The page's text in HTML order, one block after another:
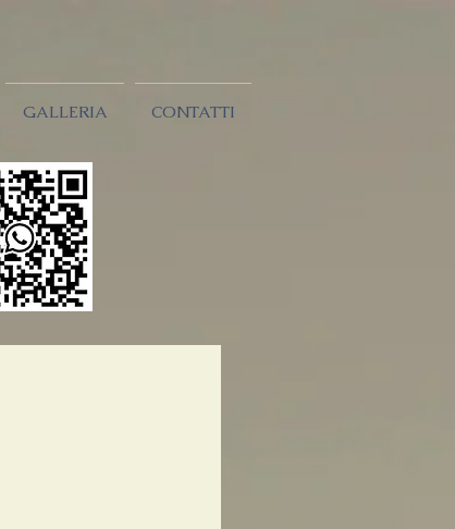
GALLERIA CONTATTI